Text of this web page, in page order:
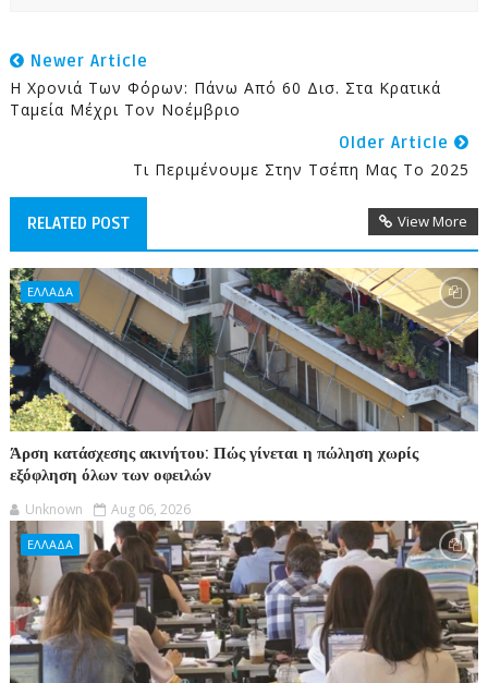
Newer Article
Η Χρονιά Των Φόρων: Πάνω Από 60 Δισ. Στα Κρατικά
Ταμεία Μέχρι Τον Νοέμβριο
Older Article
Τι Περιμένουμε Στην Τσέπη Μας Το 2025
RELATED POST View More
ΕΛΛΑΔΑ
Άρση κατάσχεσης ακινήτου: Πώς γίνεται η πώληση χωρίς
εξόφληση όλων των οφειλών
Unknown Aug 06, 2026
ΕΛΛΑΔΑ